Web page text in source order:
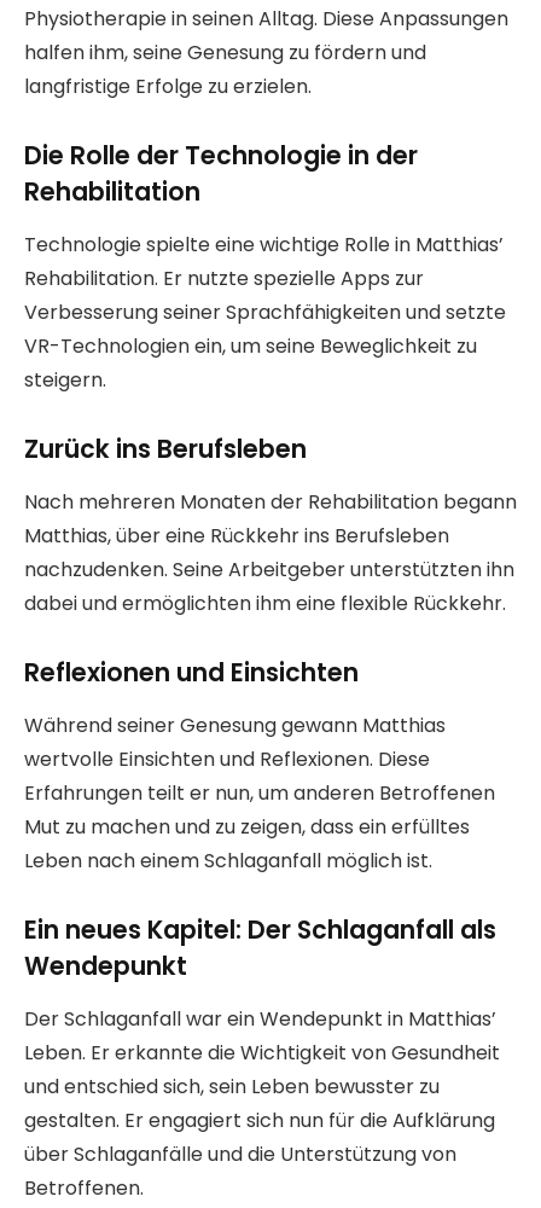
Physiotherapie in seinen Alltag. Diese Anpassungen
halfen ihm, seine Genesung zu fördern und
langfristige Erfolge zu erzielen.
Die Rolle der Technologie in der
Rehabilitation
Technologie spielte eine wichtige Rolle in Matthias’
Rehabilitation. Er nutzte spezielle Apps zur
Verbesserung seiner Sprachfähigkeiten und setzte
VR-Technologien ein, um seine Beweglichkeit zu
steigern.
Zurück ins Berufsleben
Nach mehreren Monaten der Rehabilitation begann
Matthias, über eine Rückkehr ins Berufsleben
nachzudenken. Seine Arbeitgeber unterstützten ihn
dabei und ermöglichten ihm eine flexible Rückkehr.
Reflexionen und Einsichten
Während seiner Genesung gewann Matthias
wertvolle Einsichten und Reflexionen. Diese
Erfahrungen teilt er nun, um anderen Betroffenen
Mut zu machen und zu zeigen, dass ein erfülltes
Leben nach einem Schlaganfall möglich ist.
Ein neues Kapitel: Der Schlaganfall als
Wendepunkt
Der Schlaganfall war ein Wendepunkt in Matthias’
Leben. Er erkannte die Wichtigkeit von Gesundheit
und entschied sich, sein Leben bewusster zu
gestalten. Er engagiert sich nun für die Aufklärung
über Schlaganfälle und die Unterstützung von
Betroffenen.